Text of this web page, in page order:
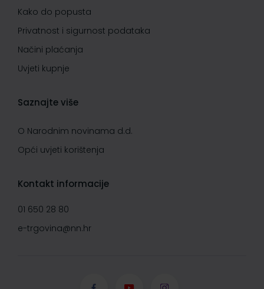
Kako do popusta
Privatnost i sigurnost podataka
Načini plaćanja
Uvjeti kupnje
Saznajte više
O Narodnim novinama d.d.
Opći uvjeti korištenja
Kontakt informacije
01 650 28 80
e-trgovina@nn.hr